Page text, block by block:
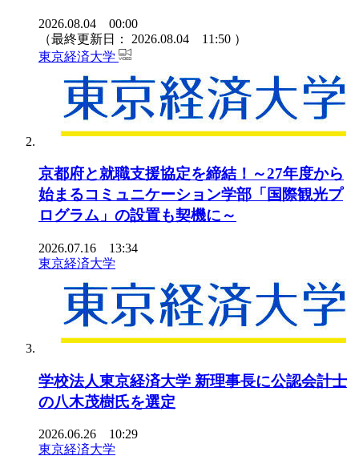
2026.08.04 00:00
（最終更新日： 2026.08.04 11:50 ）
東京経済大学
京都府と就職支援協定を締結！～27年度から
始まるコミュニケーション学部「国際観光プ
ログラム」の設置も契機に～
2026.07.16 13:34
東京経済大学
学校法人東京経済大学 新理事長に公認会計士
の八木茂樹氏を選定
2026.06.26 10:29
東京経済大学